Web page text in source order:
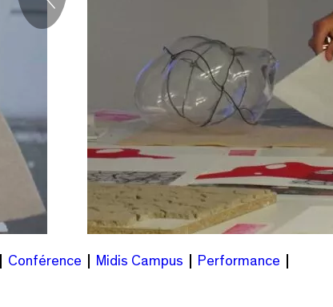
Conférence Midis Campus Performance